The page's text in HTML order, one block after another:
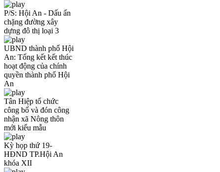
P/S: Hội An - Dấu ấn
chặng đường xây
dựng đô thị loại 3
UBND thành phố Hội
An: Tổng kết kết thúc
hoạt động của chính
quyền thành phố Hội
An
Tân Hiệp tổ chức
công bố và đón công
nhận xã Nông thôn
mới kiểu mẫu
Kỳ họp thứ 19-
HĐND TP.Hội An
khóa XII